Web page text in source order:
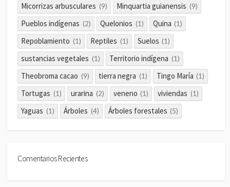
Micorrizas arbusculares (9) Minquartia guianensis (9)
Pueblos indígenas (2) Quelonios (1) Quina (1)
Repoblamiento (1) Reptiles (1) Suelos (1)
sustancias vegetales (1) Territorio indígena (1)
Theobroma cacao (9) tierra negra (1) Tingo María (1)
Tortugas (1) urarina (2) veneno (1) viviendas (1)
Yaguas (1) Árboles (4) Árboles forestales (5)
Comentarios Recientes